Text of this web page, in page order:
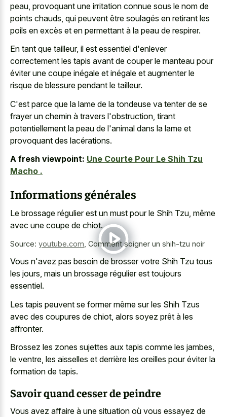
peau, provoquant une irritation connue sous le nom de
points chauds, qui peuvent être soulagés en retirant les
poils en excès et en permettant à la peau de respirer.
En tant que tailleur, il est essentiel d'enlever
correctement les tapis avant de couper le manteau pour
éviter une coupe inégale et inégale et augmenter le
risque de blessure pendant le tailleur.
C'est parce que la lame de la tondeuse va tenter de se
frayer un chemin à travers l'obstruction, tirant
potentiellement la peau de l'animal dans la lame et
provoquant des lacérations.
A fresh viewpoint: Une Courte Pour Le Shih Tzu
Macho .
Informations générales
Le brossage régulier est un must pour le Shih Tzu, même
avec une coupe de chiot.
Source: youtube.com Comment soigner un shih-tzu noir
Vous n'avez pas besoin de brosser votre Shih Tzu tous
les jours, mais un brossage régulier est toujours
essentiel.
Les tapis peuvent se former même sur les Shih Tzus
avec des coupures de chiot, alors soyez prêt à les
affronter.
Brossez les zones sujettes aux tapis comme les jambes,
le ventre, les aisselles et derrière les oreilles pour éviter la
formation de tapis.
Savoir quand cesser de peindre
Vous avez affaire à une situation où vous essayez de